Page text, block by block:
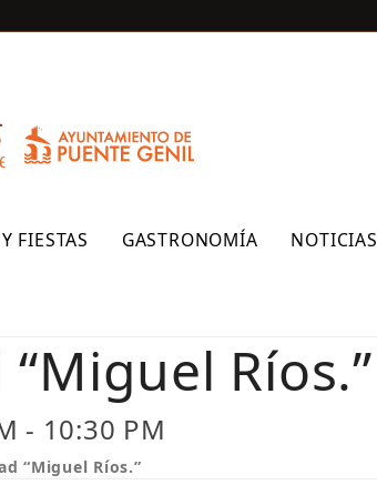
FIESTAS GASTRONOMÍA NOTICIAS
Ríos.”
- 10:30 PM
“Miguel Ríos.”